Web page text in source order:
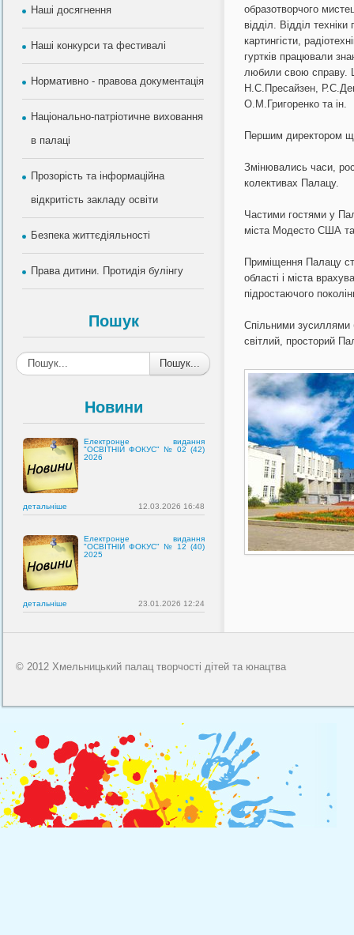
Наші досягнення
Наші конкурси та фестивалі
Нормативно - правова документація
Національно-патріотичне виховання
в палаці
Прозорість та інформаційна
відкритість закладу освіти
Безпека життєдіяльності
Права дитини. Протидія булінгу
Пошук
Пошук...
Новини
Електронне видання
"ОСВІТНІЙ ФОКУС" № 02 (42)
2026
детальнiше 12.03.2026 16:48
Електронне видання
"ОСВІТНІЙ ФОКУС" № 12 (40)
2025
детальнiше 23.01.2026 12:24
образотворчого
відділ. Відділ
картингісти,
гуртків працювали
любили свою
Н.С.Пресайзен,
О.М.Григоренко та ін.
Першим директором
Змінювались часи,
колективах Палацу.
Частими гостями у
міста Модесто США та
Приміщення Палацу
області і міста
підростаючого
Спільними зусиллями
світлий, просторий
© 2012 Хмельницький палац творчості дітей та юнацтва